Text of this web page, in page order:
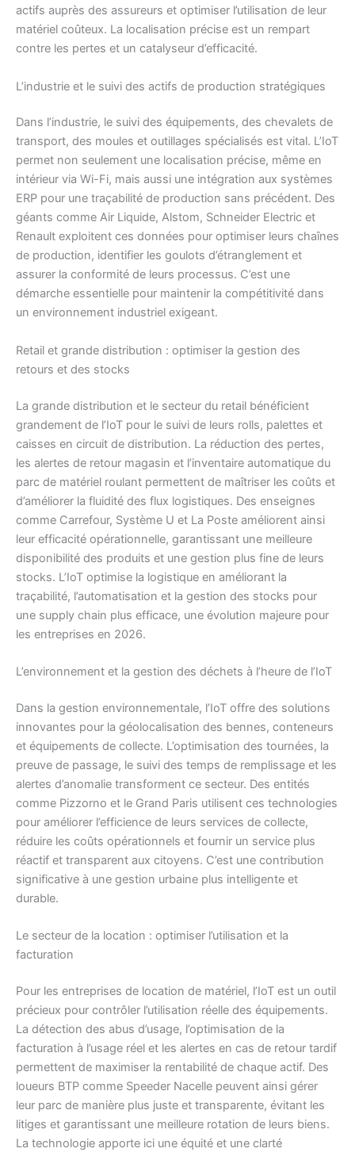
actifs auprès des assureurs et optimiser l’utilisation de leur
matériel coûteux. La localisation précise est un rempart
contre les pertes et un catalyseur d’efficacité.
L’industrie et le suivi des actifs de production stratégiques
Dans l’industrie, le suivi des équipements, des chevalets de
transport, des moules et outillages spécialisés est vital. L’IoT
permet non seulement une localisation précise, même en
intérieur via Wi-Fi, mais aussi une intégration aux systèmes
ERP pour une traçabilité de production sans précédent. Des
géants comme Air Liquide, Alstom, Schneider Electric et
Renault exploitent ces données pour optimiser leurs chaînes
de production, identifier les goulots d’étranglement et
assurer la conformité de leurs processus. C’est une
démarche essentielle pour maintenir la compétitivité dans
un environnement industriel exigeant.
Retail et grande distribution : optimiser la gestion des
retours et des stocks
La grande distribution et le secteur du retail bénéficient
grandement de l’IoT pour le suivi de leurs rolls, palettes et
caisses en circuit de distribution. La réduction des pertes,
les alertes de retour magasin et l’inventaire automatique du
parc de matériel roulant permettent de maîtriser les coûts et
d’améliorer la fluidité des flux logistiques. Des enseignes
comme Carrefour, Système U et La Poste améliorent ainsi
leur efficacité opérationnelle, garantissant une meilleure
disponibilité des produits et une gestion plus fine de leurs
stocks. L’IoT optimise la logistique en améliorant la
traçabilité, l’automatisation et la gestion des stocks pour
une supply chain plus efficace, une évolution majeure pour
les entreprises en 2026.
L’environnement et la gestion des déchets à l’heure de l’IoT
Dans la gestion environnementale, l’IoT offre des solutions
innovantes pour la géolocalisation des bennes, conteneurs
et équipements de collecte. L’optimisation des tournées, la
preuve de passage, le suivi des temps de remplissage et les
alertes d’anomalie transforment ce secteur. Des entités
comme Pizzorno et le Grand Paris utilisent ces technologies
pour améliorer l’efficience de leurs services de collecte,
réduire les coûts opérationnels et fournir un service plus
réactif et transparent aux citoyens. C’est une contribution
significative à une gestion urbaine plus intelligente et
durable.
Le secteur de la location : optimiser l’utilisation et la
facturation
Pour les entreprises de location de matériel, l’IoT est un outil
précieux pour contrôler l’utilisation réelle des équipements.
La détection des abus d’usage, l’optimisation de la
facturation à l’usage réel et les alertes en cas de retour tardif
permettent de maximiser la rentabilité de chaque actif. Des
loueurs BTP comme Speeder Nacelle peuvent ainsi gérer
leur parc de manière plus juste et transparente, évitant les
litiges et garantissant une meilleure rotation de leurs biens.
La technologie apporte ici une équité et une clarté